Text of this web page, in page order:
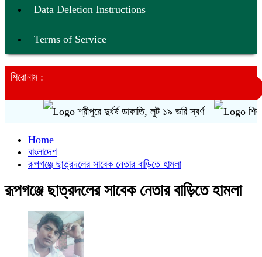
Data Deletion Instructions
Terms of Service
শিরোনাম :
শ্রীপুরে দুর্ধর্ষ ডাকাতি, লুট ১৯ ভরি স্বর্ণ শিবচর
Home
বাংলাদেশ
রূপগঞ্জে ছাত্রদলের সাবেক নেতার বাড়িতে হামলা
রূপগঞ্জে ছাত্রদলের সাবেক নেতার বাড়িতে হামলা